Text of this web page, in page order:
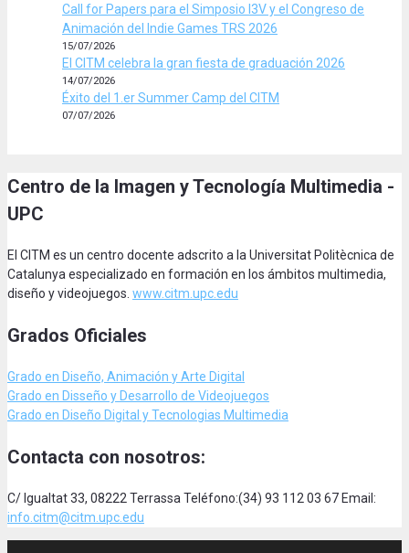
Call for Papers para el Simposio I3V y el Congreso de
Animación del Indie Games TRS 2026
15/07/2026
El CITM celebra la gran fiesta de graduación 2026
14/07/2026
Éxito del 1.er Summer Camp del CITM
07/07/2026
Centro de la Imagen y Tecnología Multimedia -
UPC
El CITM es un centro docente adscrito a la Universitat Politècnica de
Catalunya especializado en formación en los ámbitos multimedia,
diseño y videojuegos. www.citm.upc.edu
Grados Oficiales
Grado en Diseño, Animación y Arte Digital
Grado en Disseño y Desarrollo de Videojuegos
Grado en Diseño Digital y Tecnologias Multimedia
Contacta con nosotros:
C/ Igualtat 33, 08222 Terrassa Teléfono:(34) 93 112 03 67 Email:
info.citm@citm.upc.edu